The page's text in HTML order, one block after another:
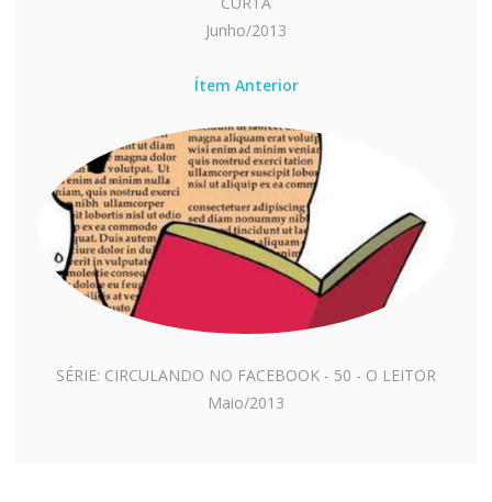
Junho/2013
Ítem Anterior
SÉRIE: CIRCULANDO NO FACEBOOK - 50 - O LEITOR
Maio/2013